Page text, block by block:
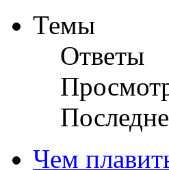
Темы
Ответы
Чем